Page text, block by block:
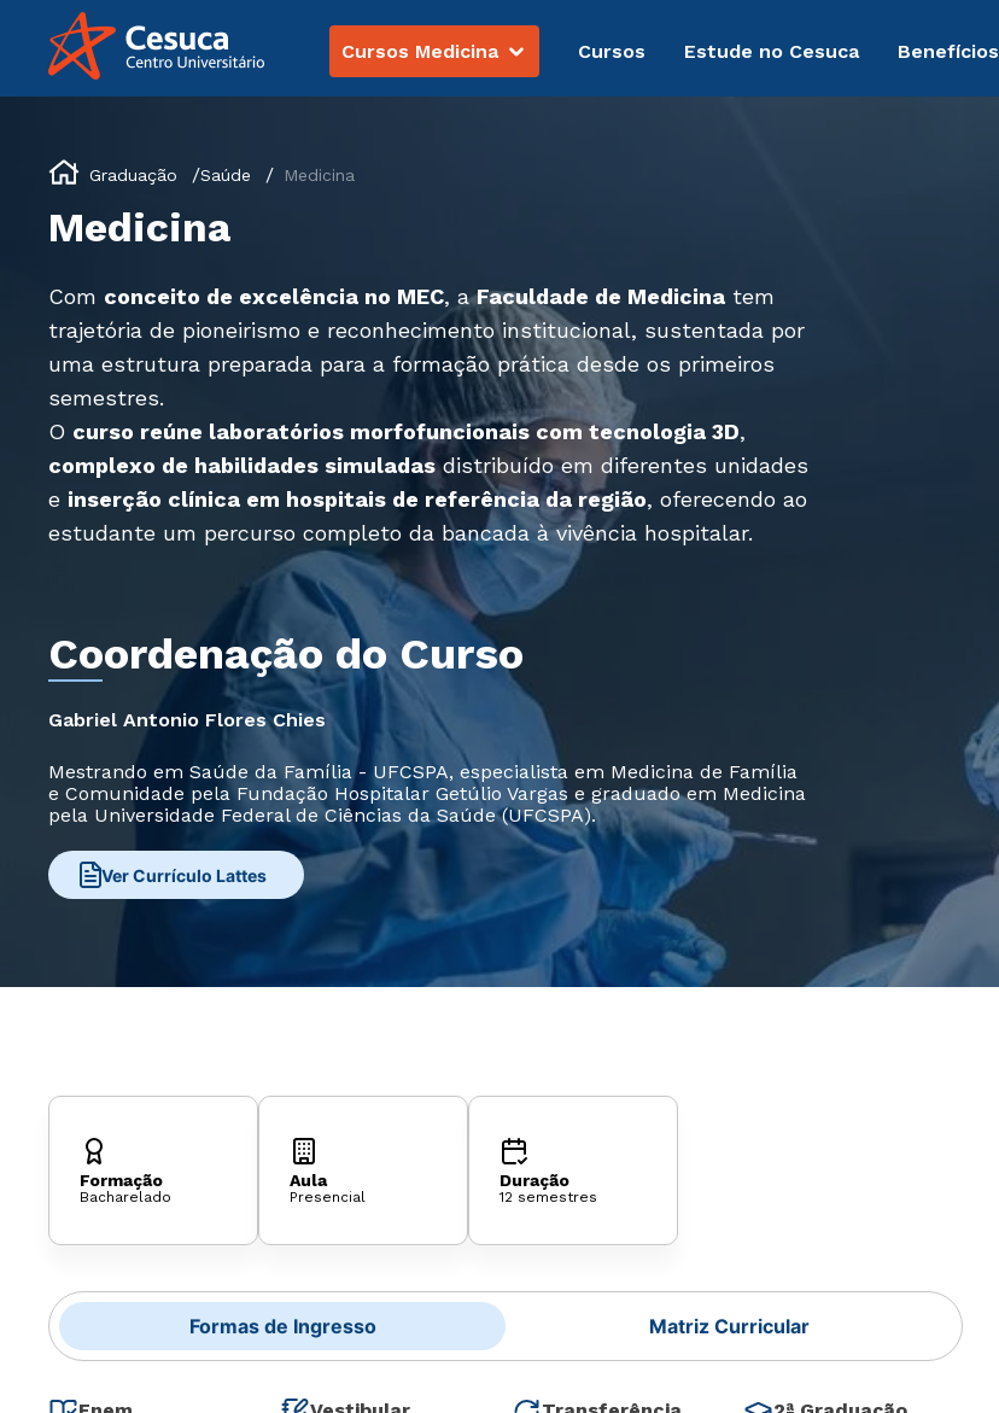
Cursos Medicina Cursos Estude no Cesuca Benefícios
Graduação Saúde Medicina
Medicina
Com conceito de excelência no MEC, aFaculdade de Medicina tem
trajetória de pioneirismo e reconhecimento institucional, sustentada por
uma estrutura preparada para a formação prática desde os primeiros
semestres.
O curso reúne laboratórios morfofuncionais com tecnologia 3D,
complexo de habilidades simuladasdistribuído em diferentes unidades
e inserção clínica em hospitais de referência da região, oferecendo ao
estudante um percurso completo da bancada à vivência hospitalar.
Coordenação do Curso
Gabriel Antonio Flores Chies
Mestrando em Saúde da Família - UFCSPA, especialista em Medicina de Família
e Comunidade pela Fundação Hospitalar Getúlio Vargas e graduado em Medicina
pela Universidade Federal de Ciências da Saúde (UFCSPA).
Ver Currículo Lattes
Formação
Bacharelado
Aula
Presencial
Duração
12 semestres
Formas de Ingresso Matriz Curricular